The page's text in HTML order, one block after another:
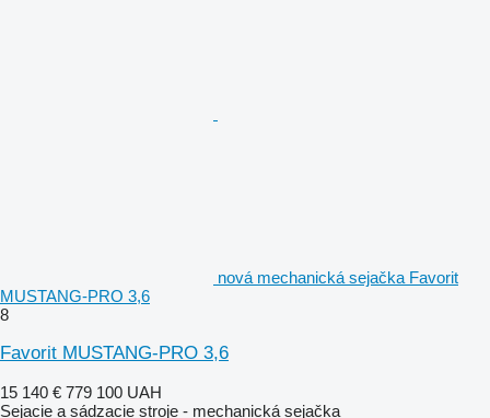
nová mechanická sejačka Favorit
MUSTANG-PRO 3,6
8
Favorit MUSTANG-PRO 3,6
15 140 € 779 100 UAH
Sejacie a sádzacie stroje - mechanická sejačka